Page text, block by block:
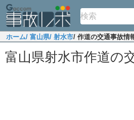
ホーム/ 富山県/ 射水市/ 作道の交通事故情
富山県射水市作道の